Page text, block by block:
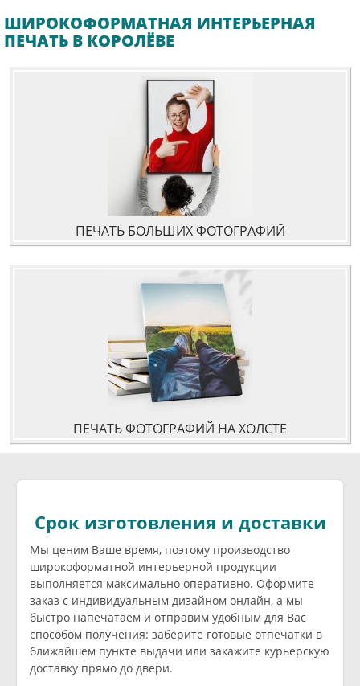
ШИРОКОФОРМАТНАЯ ИНТЕРЬЕРНАЯ
ПЕЧАТЬ В КОРОЛЁВЕ
ПЕЧАТЬ БОЛЬШИХ ФОТОГРАФИЙ
ПЕЧАТЬ ФОТОГРАФИЙ НА ХОЛСТЕ
Срок изготовления и доставки
Мы ценим Ваше время, поэтому производство
широкоформатной интерьерной продукции
выполняется максимально оперативно. Оформите
заказ с индивидуальным дизайном онлайн, а мы
быстро напечатаем и отправим удобным для Вас
способом получения: заберите готовые отпечатки в
ближайшем пункте выдачи или закажите курьерскую
доставку прямо до двери.